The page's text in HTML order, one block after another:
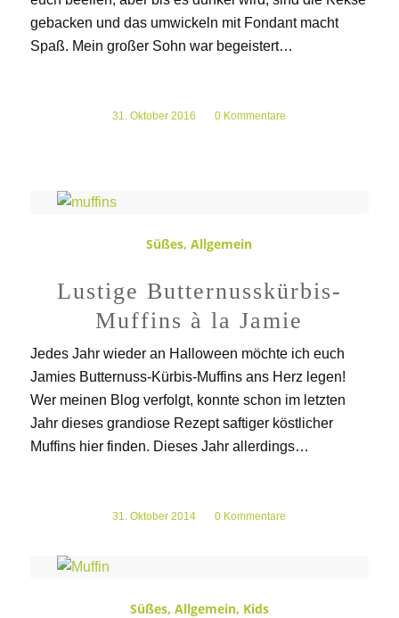
gebacken und das umwickeln mit Fondant macht
Spaß. Mein großer Sohn war begeistert…
31. Oktober 2016
/ 0 Kommentare
Süßes,Allgemein
Lustige Butternusskürbis-
Muffins à la Jamie
Jedes Jahr wieder an Halloween möchte ich euch
Jamies Butternuss-Kürbis-Muffins ans Herz legen!
Wer meinen Blog verfolgt, konnte schon im letzten
Jahr dieses grandiose Rezept saftiger köstlicher
Muffins hier finden. Dieses Jahr allerdings…
31. Oktober 2014
/ 0 Kommentare
Süßes, Allgemein, Kids